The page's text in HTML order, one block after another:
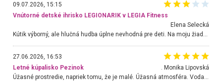
09.07.2026, 15:15
Vnútorné detské ihrisko LEGIONARIK v LEGIA Fitness
Elena Selecká
27.06.2026, 16:53
Letné kúpalisko Pezinok
. Monika Lipovská
Úžasné prostredie, napriek tomu, že je malé. Úžasná atmosféra. Voda fantastická a nádherná. Ľudí je pomerne veľa, ale su mili a ohľaduplní. Je veľmi zaujímavé sledovať, ako dokážu spolu športovať cudzí ľudia a bez ohľadu na vek. Vládne tu pohoda. Vnuka neviem dostať z vody. Ďakujem za krásny deň . Urcite sa sem vrátim. Jediný problém je s parkovaním, ale aj ten sa mi podarilo vyriešiť. Monika Bratislava